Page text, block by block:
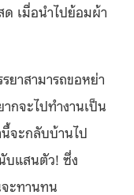
เมื่อนำไปย้อมผ้า
ยาสามารถขอหย่า
กจะไปทำงานเป็น
จะกลับบ้านไป
บแสนตัว! ซึ่ง
จะทานทน